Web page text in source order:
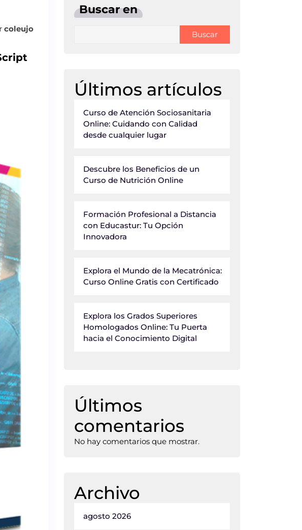
coleujo
Buscar en
Buscar
Últimos artículos
Curso de Atención Sociosanitaria
Online: Cuidando con Calidad
desde cualquier lugar
Descubre los Beneficios de un
Curso de Nutrición Online
Formación Profesional a Distancia
con Educastur: Tu Opción
Innovadora
Explora el Mundo de la Mecatrónica:
Curso Online Gratis con Certificado
Explora los Grados Superiores
Homologados Online: Tu Puerta
hacia el Conocimiento Digital
Últimos
comentarios
No hay comentarios que mostrar.
Archivo
agosto 2026